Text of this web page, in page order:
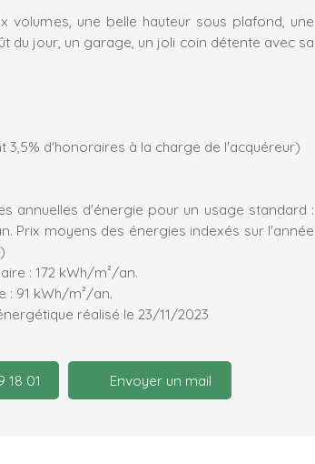
volumes, une belle hauteur sous plafond, une
du jour, un garage, un joli coin détente avec sa
3,5% d'honoraires à la charge de l'acquéreur)
annuelles d'énergie pour un usage standard :
Prix moyens des énergies indexés sur l'année
: 172 kWh/m²/an.
: 91 kWh/m²/an.
réalisé le 23/11/2023
18 01 Envoyer un mail